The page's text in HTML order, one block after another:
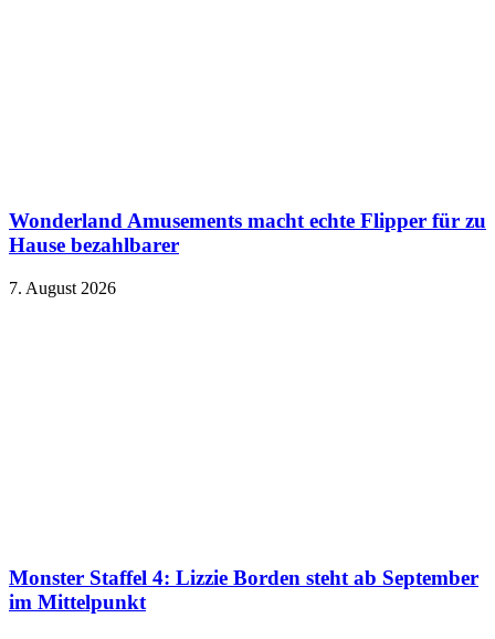
Wonderland Amusements macht echte Flipper für zu
Hause bezahlbarer
7. August 2026
Monster Staffel 4: Lizzie Borden steht ab September
im Mittelpunkt